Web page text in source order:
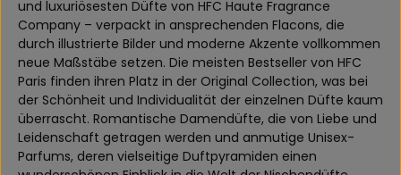
und luxuriösesten Düfte von HFC Haute Fragrance
Company – verpackt in ansprechenden Flacons, die
durch illustrierte Bilder und moderne Akzente vollkommen
neue Maßstäbe setzen. Die meisten Bestseller von HFC
Paris finden ihren Platz in der Original Collection, was bei
der Schönheit und Individualität der einzelnen Düfte kaum
überrascht. Romantische Damendüfte, die von Liebe und
Leidenschaft getragen werden und anmutige Unisex-
Parfums, deren vielseitige Duftpyramiden einen